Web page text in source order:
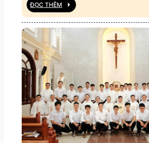
ĐỌC THÊM